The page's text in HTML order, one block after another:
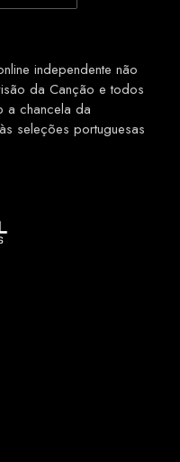
independente não
da Canção e todos
a chancela da
seleções portuguesas